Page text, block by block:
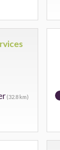
(32.8 km)